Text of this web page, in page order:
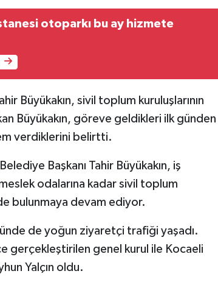
otoparkı bu ay hizmete
Büyükakın, sivil toplum kuruluşlarının
Büyükakın, göreve geldikleri ilk günden
verdiklerini belirtti.
Başkanı Tahir Büyükakın, iş
odalarına kadar sivil toplum
bulunmaya devam ediyor.
de yoğun ziyaretçi trafiği yaşadı.
gerçekleştirilen genel kurul ile Kocaeli
Yalçın oldu.